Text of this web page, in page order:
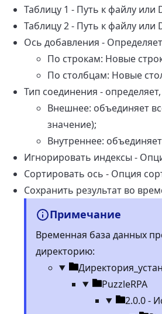
Таблицу 1 - Путь к файлу или
Таблицу 2 - Путь к файлу или
Ось добавления -
По строкам: Новые
По столбцам: Новые
Тип соединения -
Внешнее: объединяет
значение);
Внутреннее:
Игнорировать индексы -
Сортировать ось - Опция
Сохранить результат во
Примечание
Временная база данных
директорию:
Директория
Директория
PuzzleRPA
2.0.0-